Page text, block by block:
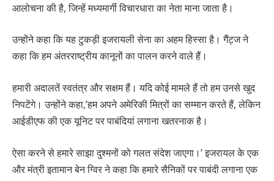
आलोचना की है, जिन्हें मध्यमार्गी विचारधारा का नेता माना जाता है।
उन्होंने कहा कि यह टुकड़ी इजरायली सेना का अहम हिस्सा है। गैंट्ज ने
कहा कि हम अंतरराष्ट्रीय कानूनों का पालन करने वाले हैं।
हमारी अदालतें स्वतंत्र और सक्षम हैं। यदि कोई मामले हैं तो हम उनसे खुद
निपटेंगे। उन्होंने कहा,’हम अपने अमेरिकी मित्रों का सम्मान करते हैं, लेकिन
आईडीएफ की एक यूनिट पर पाबंदियां लगाना खतरनाक है।
ऐसा करने से हमारे साझा दुश्मनों को गलत संदेश जाएगा।’ इजरायल के एक
और मंत्री इतामान बेन ग्विर ने कहा कि हमारे सैनिकों पर पाबंदी लगाना एक